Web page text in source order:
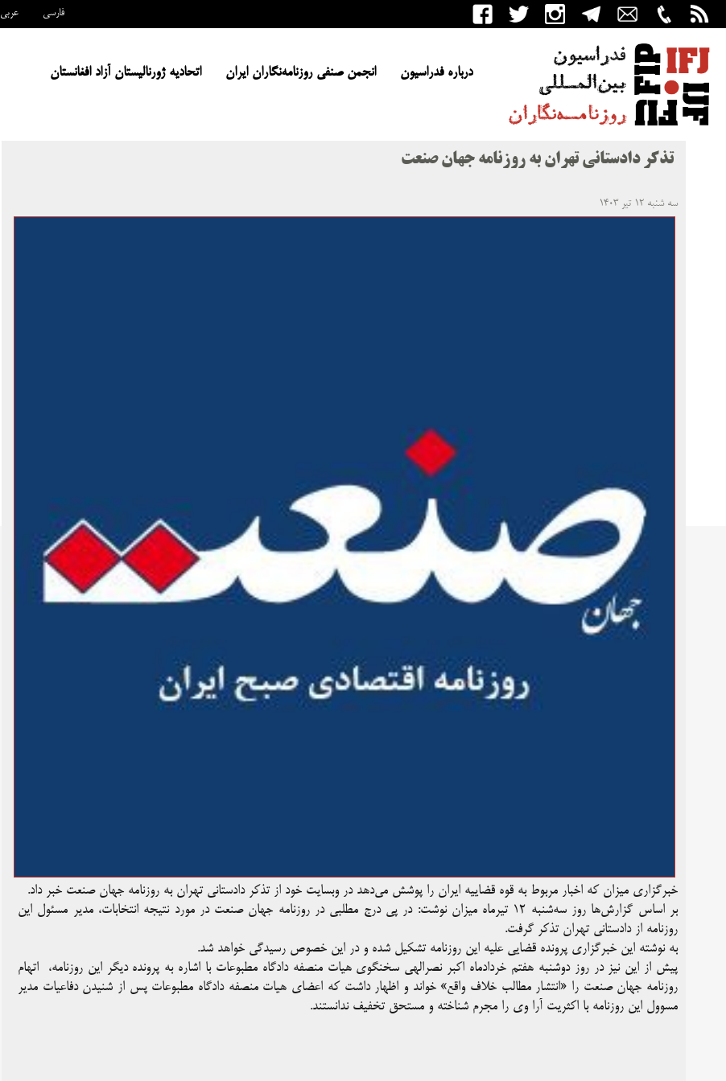
عربی فارسی
درباره فدراسیون انجمن صنفی روزنامه‌نگاران ایران اتحادیه ژورنالیستان آزاد افغانستان
تذکر دادستانی تهران به روزنامه جهان صنعت
سه شنبه ۱۲ تیر ۱۴۰۳
خبرگزاری میزان که اخبار مربوط به قوه قضاییه ایران را پوشش می‌دهد در وبسایت خود از تذکر دادستانی تهران به روزنامه جهان صنعت خبر داد.
بر اساس گزارش‌ها روز سه‌شنبه ۱۲ تیرماه میزان نوشت: در پی درج مطلبی در روزنامه جهان صنعت در مورد نتیجه انتخابات، مدیر مسئول این
روزنامه از دادستانی تهران تذکر گرفت.
به نوشته این خبرگزاری پرونده قضایی علیه این روزنامه تشکیل شده و در این خصوص رسیدگی خواهد شد.
پیش از این نیز در روز دوشنبه هفتم خردادماه اکبر نصرالهی سخنگوی هیات منصفه دادگاه مطبوعات با اشاره به پرونده دیگر این روزنامه، اتهام
روزنامه جهان صنعت را «انتشار مطالب خلاف واقع» خواند و اظهار داشت که اعضای هیات منصفه دادگاه مطبوعات پس از شنیدن دفاعیات مدیر
مسوول این روزنامه با اکثریت آرا وی را مجرم شناخته و مستحق تخفیف ندانستند.